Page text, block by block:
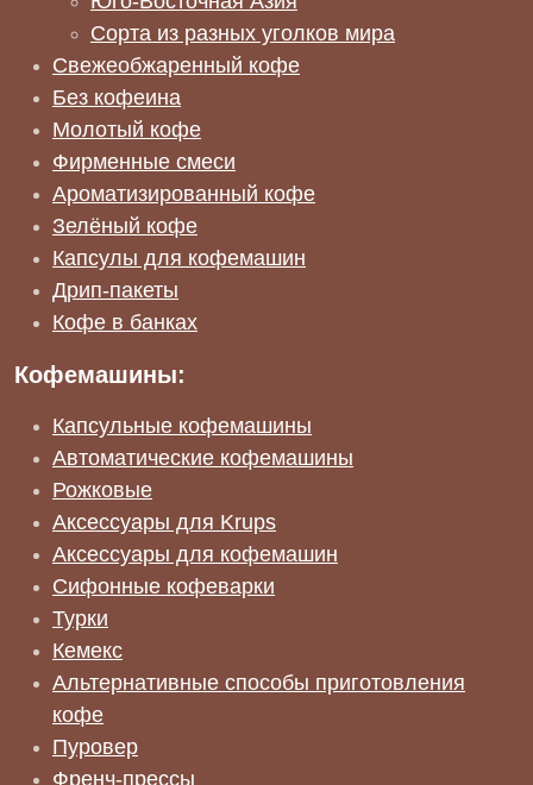
Сорта из разных уголков мира
Свежеобжаренный кофе
Без кофеина
Молотый кофе
Фирменные смеси
Ароматизированный кофе
Зелёный кофе
Капсулы для кофемашин
Дрип-пакеты
Кофе в банках
Кофемашины:
Капсульные кофемашины
Автоматические кофемашины
Рожковые
Аксессуары для Krups
Аксессуары для кофемашин
Сифонные кофеварки
Турки
Кемекс
Альтернативные способы приготовления
кофе
Пуровер
Френч-прессы